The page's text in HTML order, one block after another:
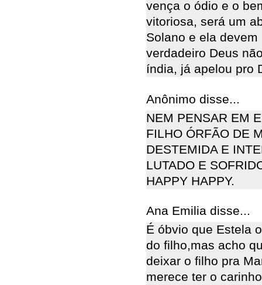
vença o ódio e o
vitoriosa, será um
Solano e ela
verdadeiro Deus
índia, já apelou pro
Anônimo disse...
NEM PENSAR EM
FILHO ÓRFÃO DE
DESTEMIDA E
LUTADO E
HAPPY HAPPY.
Ana Emilia disse...
É óbvio que Estela
do filho,mas acho
deixar o filho pra
merece ter o